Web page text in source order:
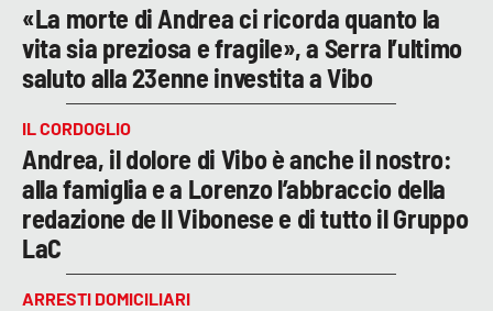
«La morte di Andrea ci ricorda quanto la
vita sia preziosa e fragile», a Serra l’ultimo
saluto alla 23enne investita a Vibo
IL CORDOGLIO
Andrea, il dolore di Vibo è anche il nostro:
alla famiglia e a Lorenzo l’abbraccio della
redazione de Il Vibonese e di tutto il Gruppo
LaC
ARRESTI DOMICILIARI